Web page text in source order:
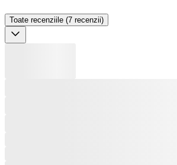
Toate recenziile (7 recenzii)